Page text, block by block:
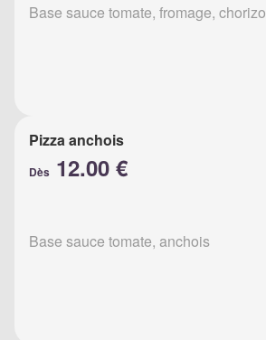
Base sauce tomate, fromage, chorizo
Pizza anchois
Dès 12.00 €
Base sauce tomate, anchois